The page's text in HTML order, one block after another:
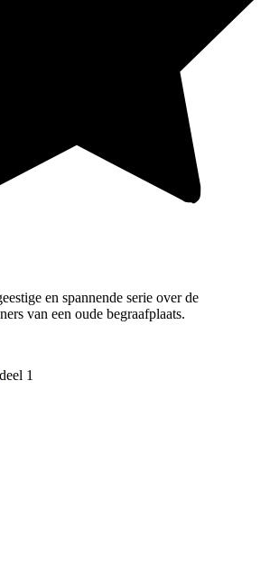
en spannende serie over de
van een oude begraafplaats.
deel 1